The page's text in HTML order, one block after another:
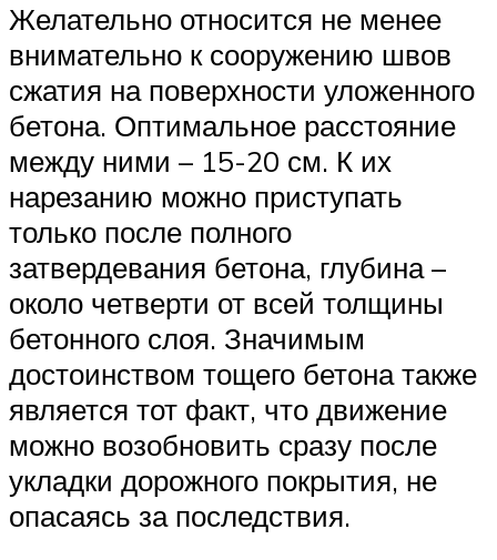
Желательно относится не менее
внимательно к сооружению швов
сжатия на поверхности уложенного
бетона. Оптимальное расстояние
между ними – 15-20 см. К их
нарезанию можно приступать
только после полного
затвердевания бетона, глубина –
около четверти от всей толщины
бетонного слоя. Значимым
достоинством тощего бетона также
является тот факт, что движение
можно возобновить сразу после
укладки дорожного покрытия, не
опасаясь за последствия.